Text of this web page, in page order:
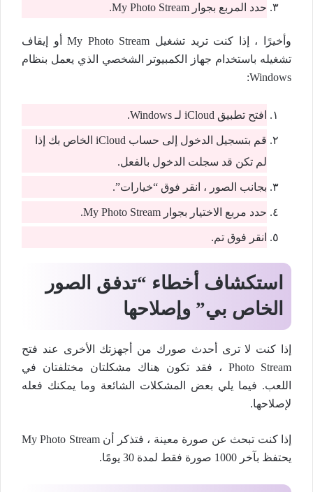
حدد المربع بجوار My Photo Stream.
وأخيرًا ، إذا كنت تريد تشغيل My Photo Stream أو إيقاف
تشغيله باستخدام جهاز الكمبيوتر الشخصي الذي يعمل بنظام
Windows:
افتح تطبيق iCloud لـ Windows.
قم بتسجيل الدخول إلى حساب iCloud الخاص بك إذا
لم تكن قد سجلت الدخول بالفعل.
بجانب الصور ، انقر فوق “خيارات”.
حدد مربع الاختيار بجوار My Photo Stream.
انقر فوق تم.
استكشاف أخطاء “تدفق الصور
الخاص بي” وإصلاحها
إذا كنت لا ترى أحدث صورك من أجهزتك الأخرى عند فتح
Photo Stream ، فقد تكون هناك مشكلتان مختلفتان في
اللعب. فيما يلي بعض المشكلات الشائعة وما يمكنك فعله
لإصلاحها.
إذا كنت تبحث عن صورة معينة ، فتذكر أن My Photo Stream
يحتفظ بآخر 1000 صورة فقط لمدة 30 يومًا.